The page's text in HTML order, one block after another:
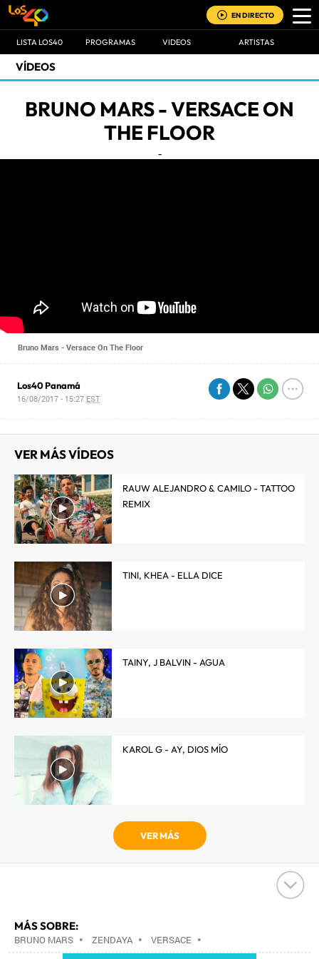
EN DIRECTO
LISTA LOS40 PROGRAMAS VIDEOS ARTISTAS
VÍDEOS
BRUNO MARS - VERSACE ON
THE FLOOR
-
Bruno Mars - Versace On The Floor
Los40 Panamá
16/08/2017 - 15:27 EST
VER MÁS VÍDEOS
RAUW ALEJANDRO & CAMILO - TATTOO
REMIX
TINI, KHEA - ELLA DICE
TAINY, J BALVIN - AGUA
KAROL G - AY, DIOS MÍO
VER MÁS
MÁS SOBRE:
BRUNO MARS • ZENDAYA • VERSACE •
• •